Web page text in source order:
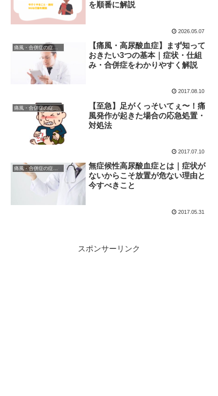
を順番に解説
2026.05.07
痛風・合併症の症状と対処
【痛風・高尿酸血症】まず知って
おきたい3つの基本｜症状・仕組
み・合併症をわかりやすく解説
2017.08.10
痛風・合併症の症状と対処
【至急】足がくっそいてぇ〜！痛
風発作が起きた場合の応急処置・
対処法
2017.07.10
痛風・合併症の症状と対処
無症候性高尿酸血症とは｜症状が
ないからこそ放置が危ない理由と
今すべきこと
2017.05.31
スポンサーリンク